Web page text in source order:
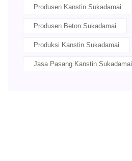
Produsen Kanstin Sukadamai
Produsen Beton Sukadamai
Produksi Kanstin Sukadamai
Jasa Pasang Kanstin Sukadamai